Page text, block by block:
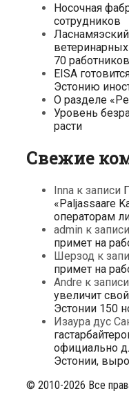
Носочная
сотрудников
70 работников
EISA
Эстонию
О разделе
Уровень
расти
Свежие
Inna к записи
«Paljassaare
операторам
admin к записи
примет на
Шерзод к
примет на
Andre к записи
увеличит
Эстонии 150
Изаура дус
официально
Эстонии,
© 2010-2026 Все